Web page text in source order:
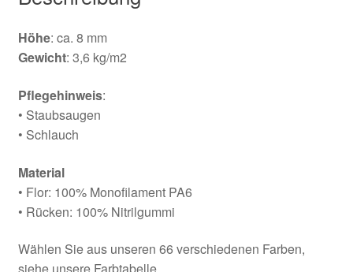
Höhe: ca. 8 mm
Gewicht: 3,6 kg/m2
Pflegehinweis:
• Staubsaugen
• Schlauch
Material
• Flor: 100% Monofilament PA6
• Rücken: 100% Nitrilgummi
Wählen Sie aus unseren 66 verschiedenen Farben,